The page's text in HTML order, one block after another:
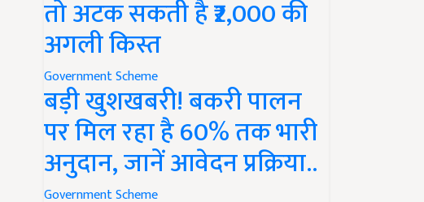
तो अटक सकती है ₹2,000 की
अगली किस्त
Government Scheme
बड़ी खुशखबरी! बकरी पालन
पर मिल रहा है 60% तक भारी
अनुदान, जानें आवेदन प्रक्रिया..
Government Scheme